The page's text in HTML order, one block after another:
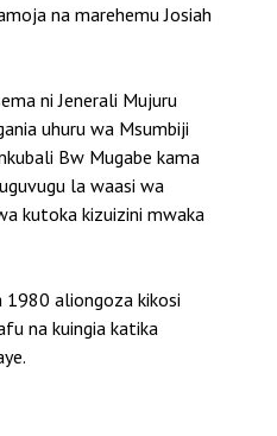
na marehemu Josiah
ni Jenerali Mujuru
uhuru wa Msumbiji
Bw Mugabe kama
la waasi wa
kutoka kizuizini mwaka
1980 aliongoza kikosi
na kuingia katika